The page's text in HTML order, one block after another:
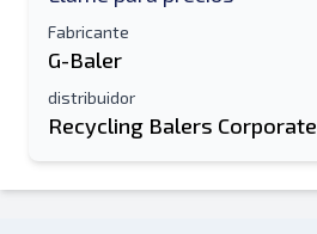
Fabricante
G-Baler
distribuidor
Recycling Balers Corporate